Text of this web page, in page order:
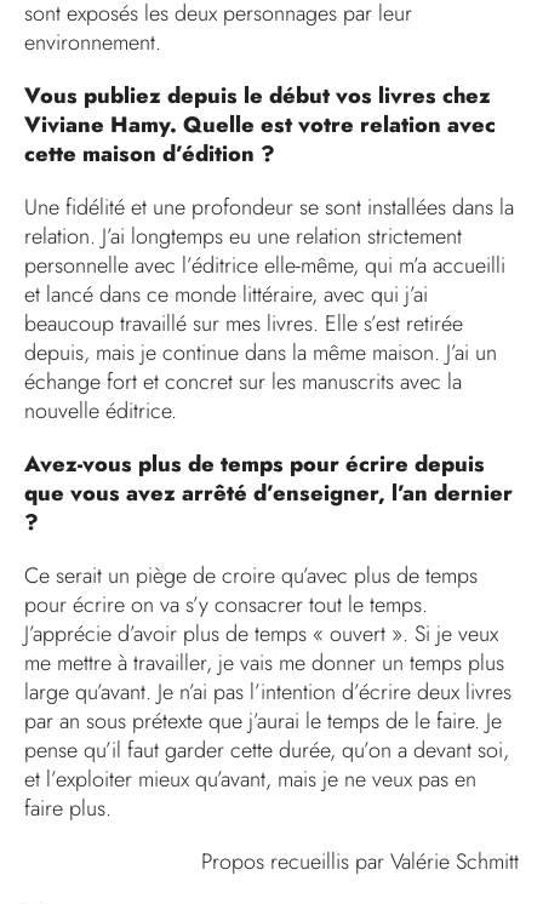
sont exposés les deux personnages par leur
environnement.
Vous publiez depuis le début vos livres chez
Viviane Hamy. Quelle est votre relation avec
cette maison d’édition ?
Une fidélité et une profondeur se sont installées dans la
relation. J’ai longtemps eu une relation strictement
personnelle avec l’éditrice elle-même, qui m’a accueilli
et lancé dans ce monde littéraire, avec qui j’ai
beaucoup travaillé sur mes livres. Elle s’est retirée
depuis, mais je continue dans la même maison. J’ai un
échange fort et concret sur les manuscrits avec la
nouvelle éditrice.
Avez-vous plus de temps pour écrire depuis
que vous avez arrêté d’enseigner, l’an dernier
?
Ce serait un piège de croire qu’avec plus de temps
pour écrire on va s’y consacrer tout le temps.
J’apprécie d’avoir plus de temps « ouvert ». Si je veux
me mettre à travailler, je vais me donner un temps plus
large qu’avant. Je n’ai pas l’intention d’écrire deux livres
par an sous prétexte que j’aurai le temps de le faire. Je
pense qu’il faut garder cette durée, qu’on a devant soi,
et l’exploiter mieux qu’avant, mais je ne veux pas en
faire plus.
Propos recueillis par Valérie Schmitt